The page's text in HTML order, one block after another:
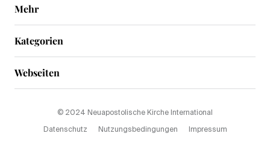
Mehr
Kategorien
Webseiten
© 2024 Neuapostolische Kirche International
Datenschutz Nutzungsbedingungen Impressum